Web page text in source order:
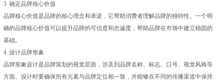
3. 确定品牌核心价值
品牌核心价值是品牌的核心理念和承诺，它帮助消费者理解品牌的独特性。一个明
确的品牌核心价值可以提升品牌的可信度和忠诚度，帮助品牌在市场中建立稳固的
基础。
4. 设计品牌形象
品牌形象设计是品牌策划的视觉层面，涉及到品牌名称、标志、口号、视觉风格等
方面。设计时要确保所有元素与品牌定位相一致，并能够在不同的传播渠道中保持